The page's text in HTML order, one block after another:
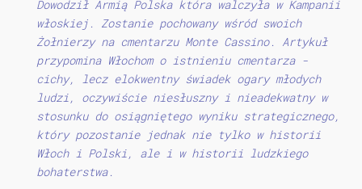
Dowodził Armią Polska która walczyła w Kampanii
włoskiej. Zostanie pochowany wśród swoich
Żołnierzy na cmentarzu Monte Cassino. Artykuł
przypomina Włochom o istnieniu cmentarza -
cichy, lecz elokwentny świadek ogary młodych
ludzi, oczywiście niesłuszny i nieadekwatny w
stosunku do osiągniętego wyniku strategicznego,
który pozostanie jednak nie tylko w historii
Włoch i Polski, ale i w historii ludzkiego
bohaterstwa.